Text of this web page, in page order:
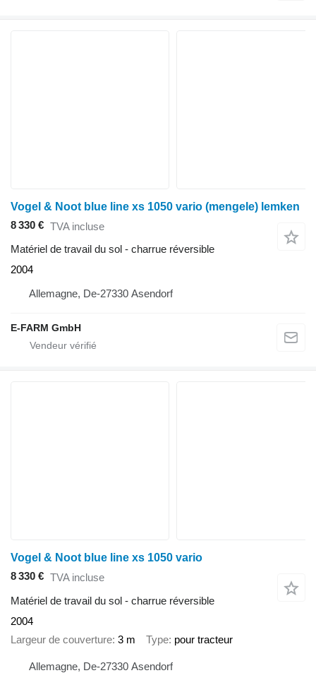
Vogel & Noot blue line xs 1050 vario (mengele) lemken
8 330 € TVA incluse
Matériel de travail du sol - charrue réversible
2004
Allemagne, De-27330 Asendorf
E-FARM GmbH
Vogel & Noot blue line xs 1050 vario
8 330 € TVA incluse
Matériel de travail du sol - charrue réversible
2004
Largeur de couverture 3 m Type pour tracteur
Allemagne, De-27330 Asendorf